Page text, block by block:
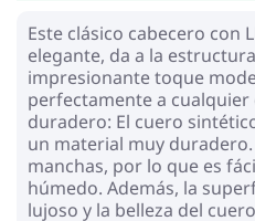
Este clásico cabecero con
elegante, da a la
impresionante toque
perfectamente a
duradero: El cuero
un material muy duradero.
manchas, por lo que es
húmedo. Además, la
lujoso y la belleza del